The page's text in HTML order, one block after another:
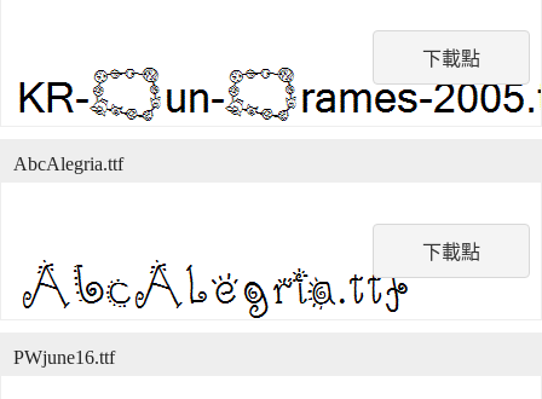
下載點
下載點
AbcAlegria.ttf
PWjune16.ttf